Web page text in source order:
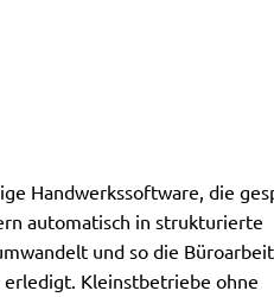
Handwerkssoftware, die
automatisch in strukturierte
und so die
Kleinstbetriebe ohne